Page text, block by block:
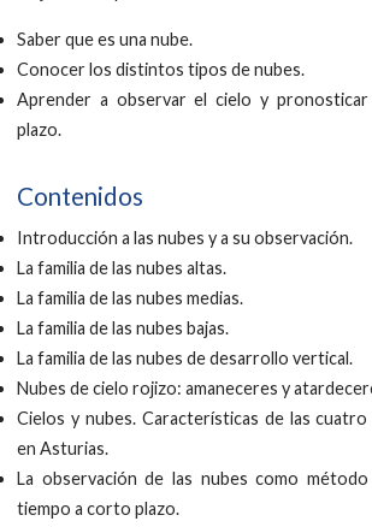
Saber que es una nube.
Conocer los distintos tipos de nubes.
Aprender a observar el cielo y
plazo.
Contenidos
Introducción a las nubes y a su observación.
La familia de las nubes altas.
La familia de las nubes medias.
La familia de las nubes bajas.
La familia de las nubes de desarrollo vertical.
Nubes de cielo rojizo: amaneceres y
Cielos y nubes. Características de las
en Asturias.
La observación de las nubes como
tiempo a corto plazo.